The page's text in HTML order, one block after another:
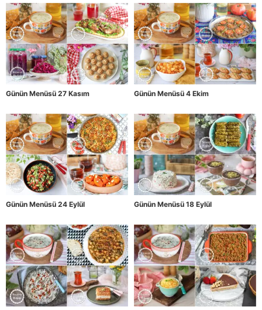
Günün Menüsü 27 Kasım Günün Menüsü 4 Ekim
Günün Menüsü 24 Eylül Günün Menüsü 18 Eylül